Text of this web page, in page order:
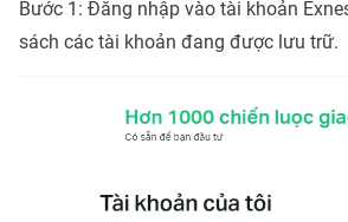
Bước 1: Đăng nhập vào tài khoản
sách các tài khoản đang được lưu trữ.